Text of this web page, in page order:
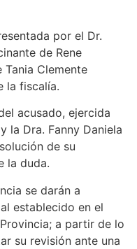
por el Dr.
de Rene
Clemente
la fiscalía.
acusado, ejercida
la Dra. Fanny Daniela
de su
la duda.
se darán a
establecido en el
a partir de lo
su revisión ante una